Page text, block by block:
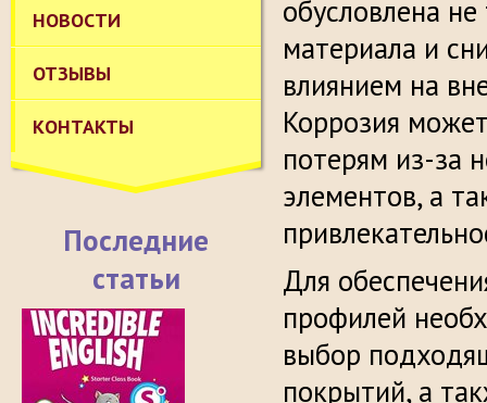
НОВОСТИ
ОТЗЫВЫ
КОНТАКТЫ
Последние
статьи
обусловлена
материала и
влиянием на
Коррозия
потерям из-за
элементов, а
Для
профилей
выбор
покрытий, а